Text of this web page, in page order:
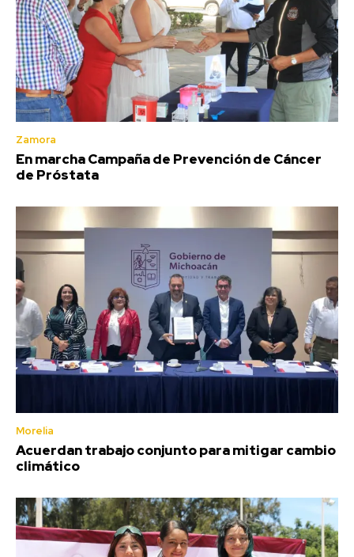
Zamora
En marcha Campaña de Prevención de Cáncer
de Próstata
Morelia
Acuerdan trabajo conjunto para mitigar cambio
climático